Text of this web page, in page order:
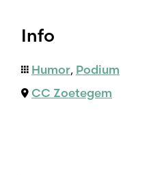
Info
Humor, Podium
CC Zoetegem